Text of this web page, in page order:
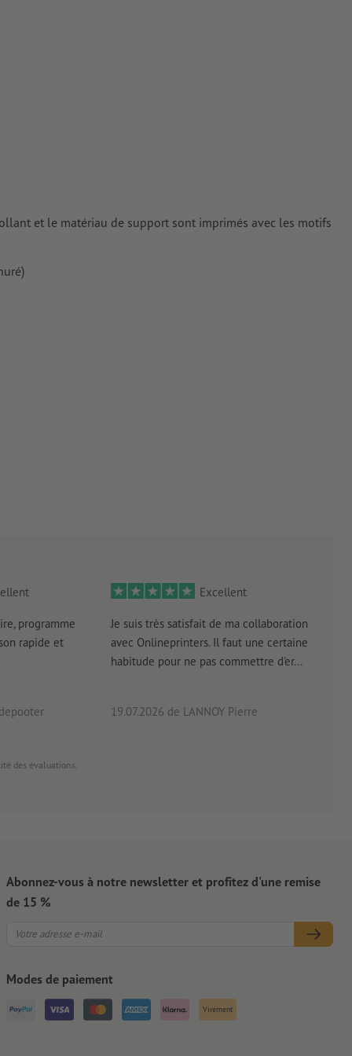
et le matériau de support sont imprimés avec les motifs
programme
rapide et
Excellent
Je suis très satisfait de ma collaboration
avec Onlineprinters. Il faut une certaine
habitude pour ne pas commettre d'er...
19.07.2026 de LANNOY Pierre
des évaluations.
Abonnez-vous à notre newsletter et profitez d'une remise
de 15 %
Modes de paiement
Virement